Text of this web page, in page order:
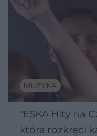
MUZYKA
"ESKA Hity na
która rozkręci